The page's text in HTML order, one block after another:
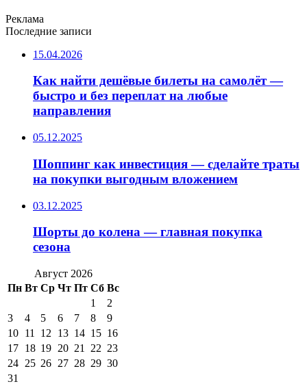
Реклама
Последние записи
15.04.2026
Как найти дешёвые билеты на самолёт —
быстро и без переплат на любые
направления
05.12.2025
Шоппинг как инвестиция — сделайте траты
на покупки выгодным вложением
03.12.2025
Шорты до колена — главная покупка
сезона
Август 2026
Пн Вт Ср Чт Пт Сб Вс
1
2
3
4 5 6 7 8
9
10 11 12 13 14 15 16
17 18 19 20 21 22 23
24 25 26 27 28 29 30
31